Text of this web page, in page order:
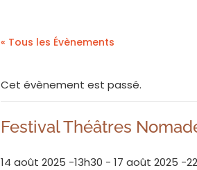
« Tous les Évènements
Cet évènement est passé.
Festival Théâtres
14 août 2025 -13h30 - 17 août 2025 -